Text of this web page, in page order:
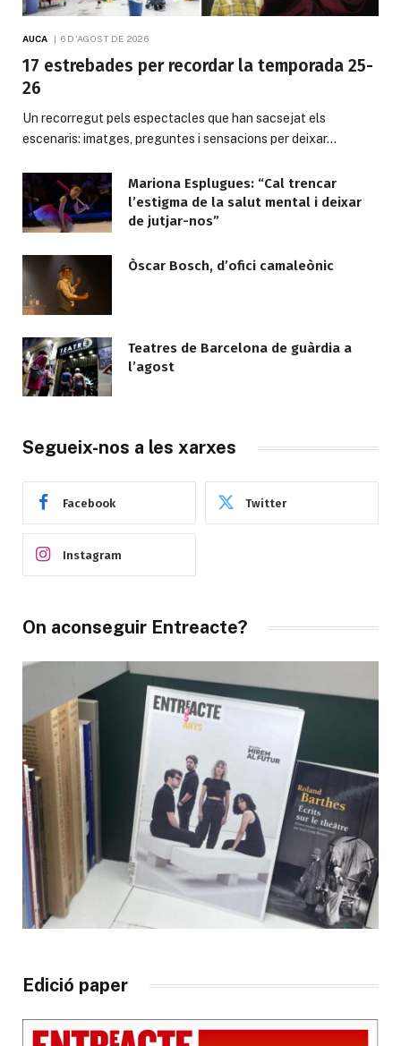
AUCA 6 D'AGOST DE 2026
17 estrebades per recordar la temporada 25-
26
Un recorregut pels espectacles que han sacsejat els
escenaris: imatges, preguntes i sensacions per deixar…
Mariona Esplugues: “Cal trencar
l’estigma de la salut mental i deixar
de jutjar-nos”
Òscar Bosch, d’ofici camaleònic
Teatres de Barcelona de guàrdia a
l’agost
Segueix-nos a les xarxes
Facebook Twitter
Instagram
On aconseguir Entreacte?
Edició paper